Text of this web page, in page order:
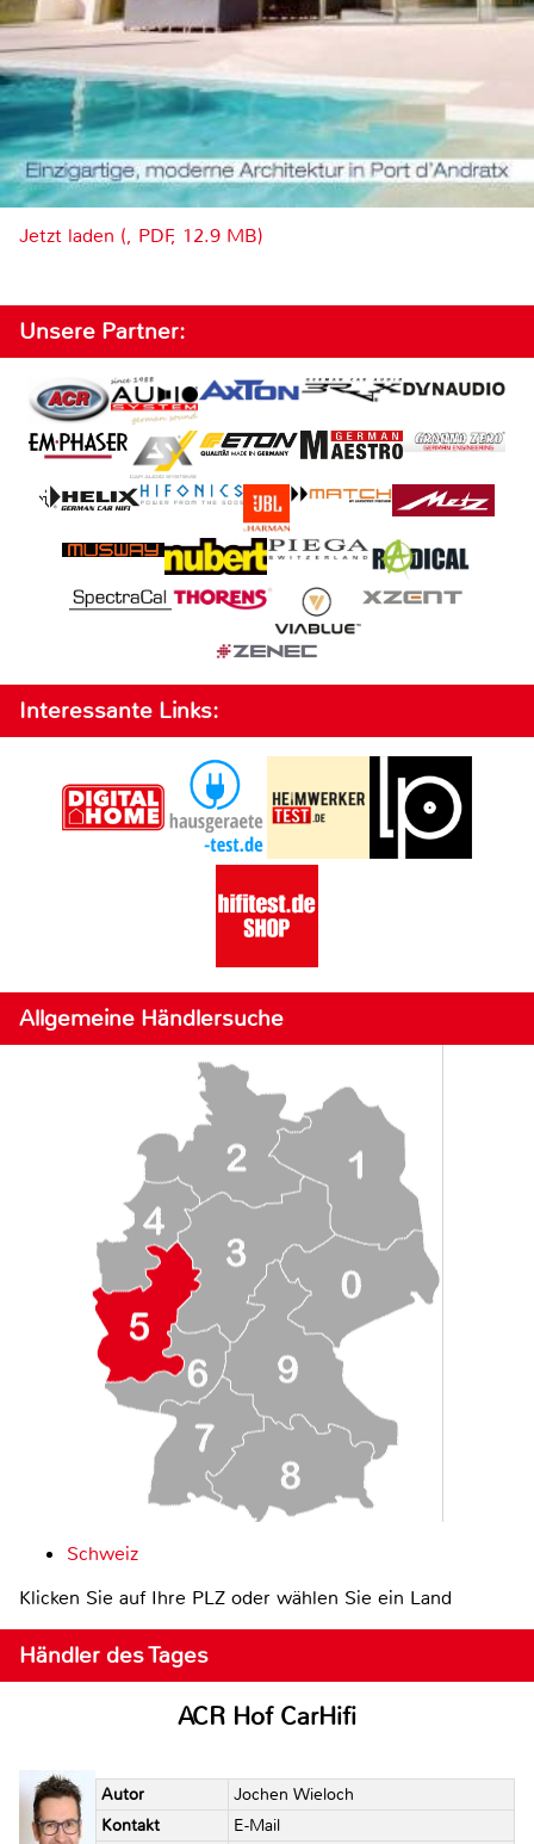
Jetzt laden (, PDF, 12.9 MB)
Unsere Partner:
Interessante Links:
Allgemeine Händlersuche
Schweiz
Klicken Sie auf Ihre PLZ oder wählen Sie ein Land
Händler des Tages
ACR Hof CarHifi
Autor
Jochen Wieloch
Kontakt
E-Mail